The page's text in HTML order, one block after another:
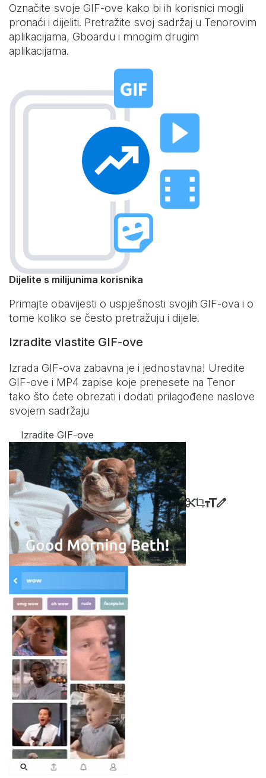
Označite svoje GIF-ove kako bi ih korisnici mogli
pronaći i dijeliti. Pretražite svoj sadržaj u Tenorovim
aplikacijama, Gboardu i mnogim drugim
aplikacijama.
Dijelite s milijunima korisnika
Primajte obavijesti o uspješnosti svojih GIF-ova i o
tome koliko se često pretražuju i dijele.
Izradite vlastite GIF-ove
Izrada GIF-ova zabavna je i jednostavna! Uredite
GIF-ove i MP4 zapise koje prenesete na Tenor
tako što ćete obrezati i dodati prilagođene naslove
svojem sadržaju
Izradite GIF-ove